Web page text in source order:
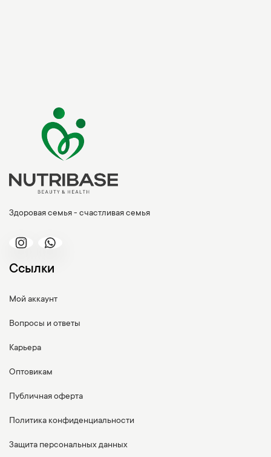
Здоровая семья - счастливая семья
Ссылки
Мой аккаунт
Вопросы и ответы
Карьера
Оптовикам
Публичная оферта
Политика конфиденциальности
Защита персональных данных